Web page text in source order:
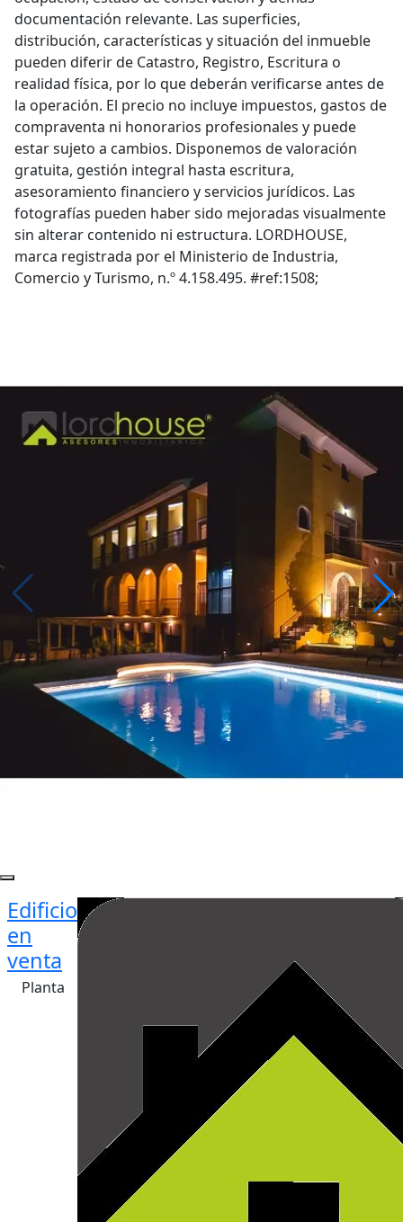
documentación relevante. Las superficies,
distribución, características y situación del inmueble
pueden diferir de Catastro, Registro, Escritura o
realidad física, por lo que deberán verificarse antes de
la operación. El precio no incluye impuestos, gastos de
compraventa ni honorarios profesionales y puede
estar sujeto a cambios. Disponemos de valoración
gratuita, gestión integral hasta escritura,
asesoramiento financiero y servicios jurídicos. Las
fotografías pueden haber sido mejoradas visualmente
sin alterar contenido ni estructura. LORDHOUSE,
marca registrada por el Ministerio de Industria,
Comercio y Turismo, n.º 4.158.495. #ref:1508;
Edificio
en
venta
Planta